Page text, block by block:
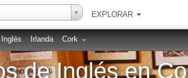
EXPLORAR
Irlanda Cork
de Inglés en